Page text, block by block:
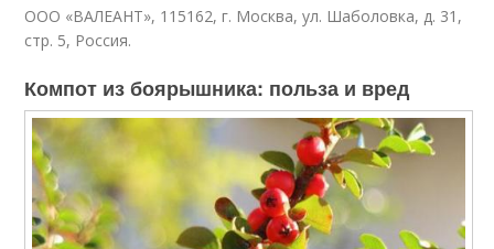
ООО «ВАЛЕАНТ», 115162, г. Москва, ул. Шаболовка, д. 31,
стр. 5, Россия.
Компот из боярышника: польза и вред